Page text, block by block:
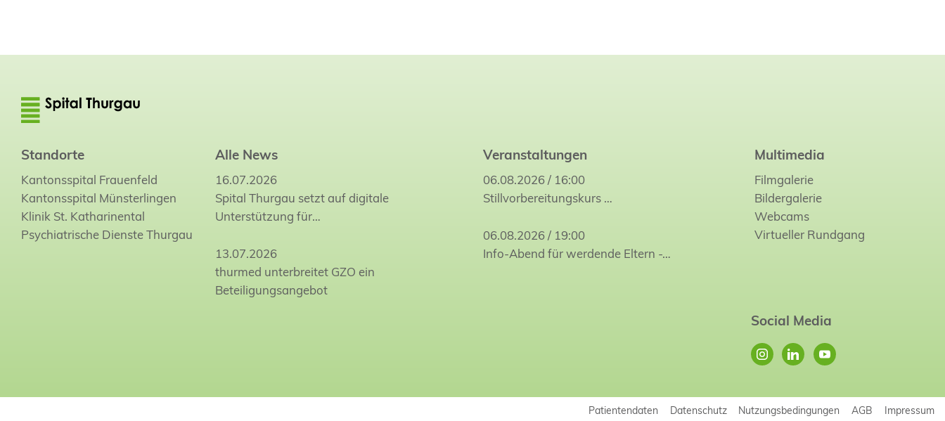
Standorte
Kantonsspital Frauenfeld
Kantonsspital Münsterlingen
Klinik St. Katharinental
Psychiatrische Dienste Thurgau
Alle News
16.07.2026
Spital Thurgau setzt auf digitale
Unterstützung für…
13.07.2026
thurmed unterbreitet GZO ein
Beteiligungsangebot
Veranstaltungen
06.08.2026 / 16:00
Stillvorbereitungskurs…
06.08.2026 / 19:00
Info-Abend für werdende Eltern -…
Multimedia
Filmgalerie
Bildergalerie
Webcams
Virtueller Rundgang
Social Media
Patientendaten Datenschutz Nutzungsbedingungen AGB Impressum